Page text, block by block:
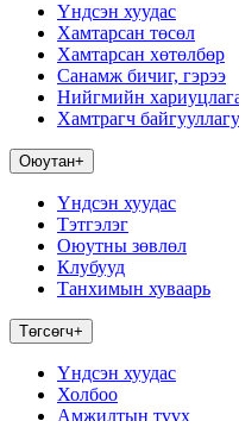
Үндсэн хуудас
Хамтарсан төсөл
Хамтарсан хөтөлбөр
Санамж бичиг, гэрээ
Нийгмийн
Хамтрагч
Оюутан+
Үндсэн хуудас
Тэтгэлэг
Оюутны зөвлөл
Клубууд
Танхимын хуваарь
Төгсөгч+
Үндсэн хуудас
Холбоо
Амжилтын түүх